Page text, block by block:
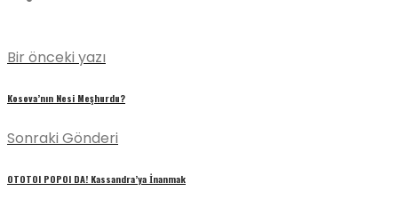
Bir önceki yazı
Kosova’nın Nesi Meşhurdu?
Sonraki Gönderi
OTOTOl POPOl DA! Kassandra’ya İnanmak